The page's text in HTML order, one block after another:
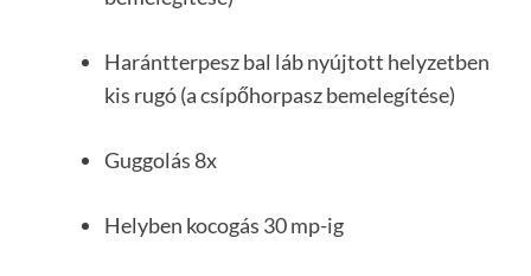
Harántterpesz bal láb nyújtott helyzetben
kis rugó (a csípőhorpasz bemelegítése)
Guggolás 8x
Helyben kocogás 30 mp-ig